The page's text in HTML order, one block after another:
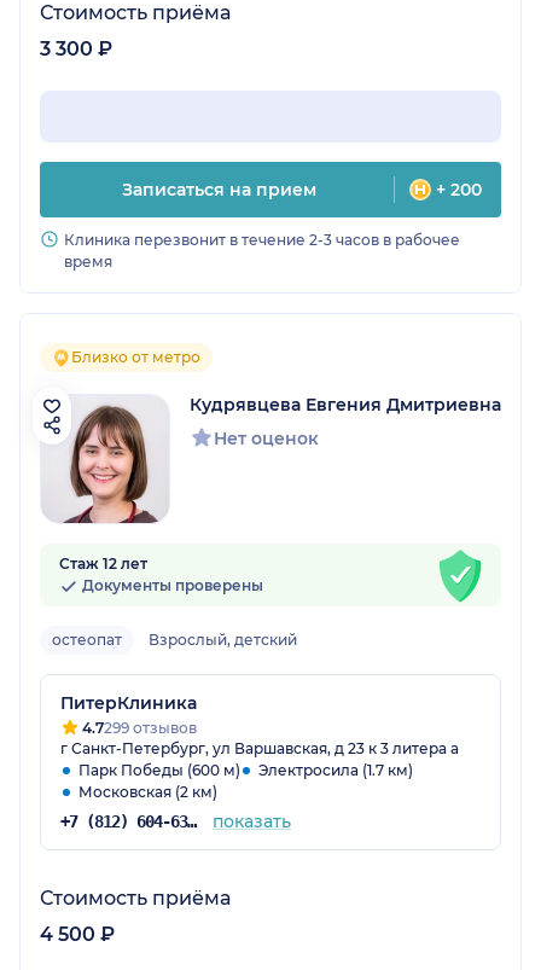
Стоимость приёма
3 300 ₽
Записаться на прием + 200
Клиника перезвонит в течение 2-3 часов в рабочее
время
Близко от метро
Кудрявцева Евгения Дмитриевна
Нет оценок
Стаж 12 лет
Документы проверены
остеопат Взрослый, детский
ПитерКлиника
4.7299 отзывов
г Санкт-Петербург, ул Варшавская, д 23 к 3 литера а
Парк Победы (600 м)
Электросила (1.7 км)
Московская (2 км)
+7 (812) 604-63-42 показать
Стоимость приёма
4 500 ₽